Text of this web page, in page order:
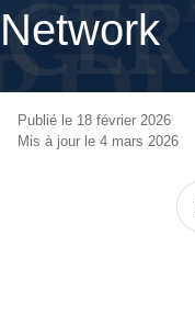
Network
Publié le 18 février 2026
Mis à jour le 4 mars 2026